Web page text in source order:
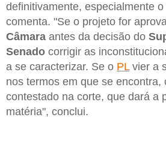
definitivamente, especialmente o
comenta. "Se o projeto for
Câmara antes da decisão do
Senado corrigir as
a se caracterizar. Se o PLvier a
nos termos em que se encontra,
contestado na corte, que dará a
matéria", conclui.